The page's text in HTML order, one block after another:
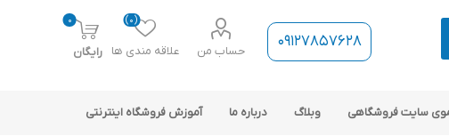
09127857628 حساب من علاقه مندی ها
(0)
0
رایگان
سایت فروشگاهی وبلاگ درباره ما آموزش فروشگاه اینترنتی